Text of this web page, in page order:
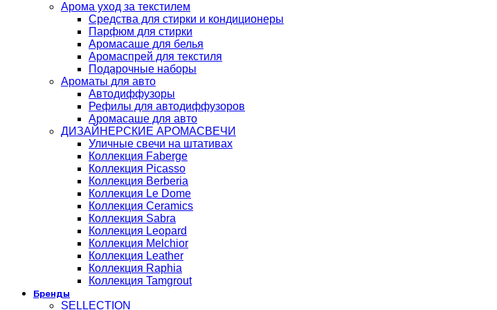
Арома уход за текстилем
Средства для стирки и кондиционеры
Парфюм для стирки
Аромасаше для белья
Аромаспрей для текстиля
Подарочные наборы
Ароматы для авто
Автодиффузоры
Рефилы для автодиффузоров
Аромасаше для авто
ДИЗАЙНЕРСКИЕ АРОМАСВЕЧИ
Уличные свечи на штативах
Коллекция Faberge
Коллекция Picasso
Коллекция Berberia
Коллекция Le Dome
Коллекция Ceramics
Коллекция Sabra
Коллекция Leopard
Коллекция Melchior
Коллекция Leather
Коллекция Raphia
Коллекция Tamgrout
Бренды
SELLECTION